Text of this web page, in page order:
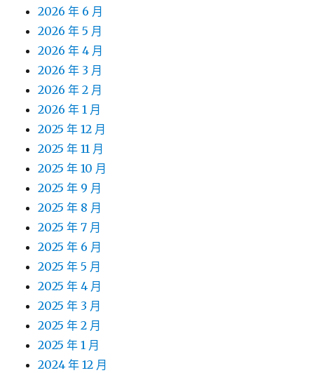
2026 年 6 月
2026 年 5 月
2026 年 4 月
2026 年 3 月
2026 年 2 月
2026 年 1 月
2025 年 12 月
2025 年 11 月
2025 年 10 月
2025 年 9 月
2025 年 8 月
2025 年 7 月
2025 年 6 月
2025 年 5 月
2025 年 4 月
2025 年 3 月
2025 年 2 月
2025 年 1 月
2024 年 12 月